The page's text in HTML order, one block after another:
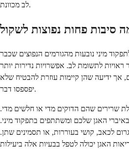
לב מכוונת.
מיני נובעות מהגורמים הנפוצים שכבר
ראויות לתשומת לב. אפשרויות נדירות יותר
אך ידיעה שהן קיימות עוזרת להבטיח שלא
יפספסו דבר.
שרירים שהם הדוקים מדי או חלשים מדי.
האגן שלכם ומשתתפים בתפקוד מיני.
לכאב, קושי בעוררות, או תסמינים שתן.